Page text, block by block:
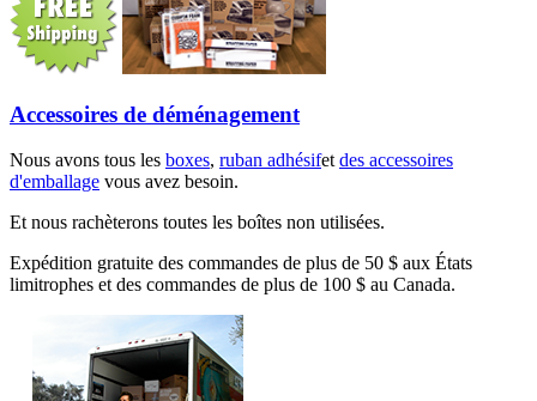
Accessoires de déménagement
Nous avons tous les boxes, ruban adhésifetdes accessoires
d'emballage vous avez besoin.
Et nous rachèterons toutes les boîtes non utilisées.
Expédition gratuite des commandes de plus de 50 $ aux États
limitrophes et des commandes de plus de 100 $ au Canada.